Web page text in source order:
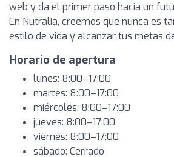
web y da el primer paso hacia un
En Nutralia, creemos que nunca es
estilo de vida y alcanzar tus metas
Horario de apertura
lunes: 8:00–17:00
martes: 8:00–17:00
miércoles: 8:00–17:00
jueves: 8:00–17:00
viernes: 8:00–17:00
sábado: Cerrado